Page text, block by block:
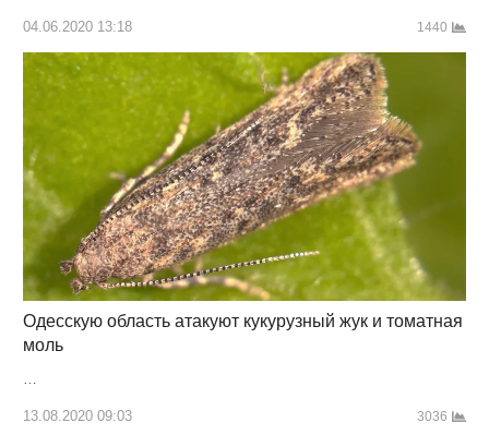
04.06.2020 13:18 1440
Одесскую область атакуют кукурузный жук и томатная
моль
…
13.08.2020 09:03 3036